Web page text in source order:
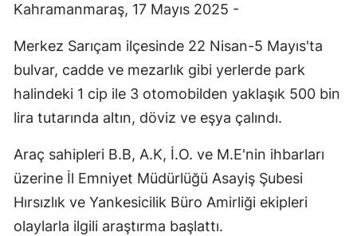
Kahramanmaraş, 17 Mayıs 2025 -
Merkez Sarıçam ilçesinde 22 Nisan-5 Mayıs'ta
bulvar, cadde ve mezarlık gibi yerlerde park
halindeki 1 cip ile 3 otomobilden yaklaşık 500 bin
lira tutarında altın, döviz ve eşya çalındı.
Araç sahipleri B.B, A.K, İ.O. ve M.E'nin ihbarları
üzerine İl Emniyet Müdürlüğü Asayiş Şubesi
Hırsızlık ve Yankesicilik Büro Amirliği ekipleri
olaylarla ilgili araştırma başlattı.